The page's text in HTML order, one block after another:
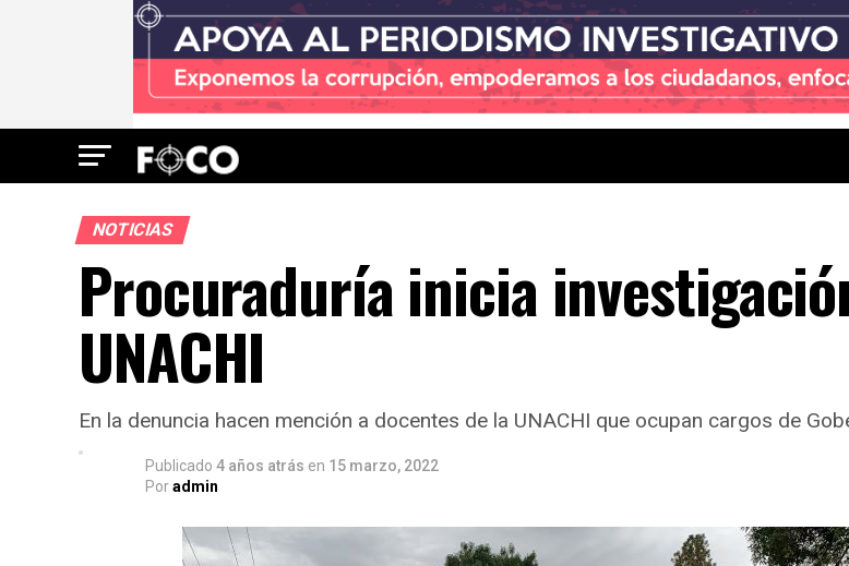
NOTICIAS
Procuraduría inicia
UNACHI
En la denuncia hacen mención a docentes de la UNACHI que ocupan cargos de
Publicado 4 años atrás en 15 marzo, 2022
Poradmin